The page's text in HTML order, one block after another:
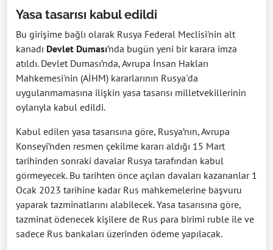
Yasa tasarısı kabul edildi
Bu girişime bağlı olarak Rusya Federal Meclisi'nin alt
kanadı Devlet Duması’nda bugün yeni bir karara imza
atıldı. Devlet Duması’nda, Avrupa İnsan Hakları
Mahkemesi'nin (AİHM) kararlarının Rusya'da
uygulanmamasına ilişkin yasa tasarısı milletvekillerinin
oylarıyla kabul edildi.
Kabul edilen yasa tasarısına göre, Rusya’nın, Avrupa
Konseyi’nden resmen çekilme kararı aldığı 15 Mart
tarihinden sonraki davalar Rusya tarafından kabul
görmeyecek. Bu tarihten önce açılan davaları kazananlar 1
Ocak 2023 tarihine kadar Rus mahkemelerine başvuru
yaparak tazminatlarını alabilecek. Yasa tasarısına göre,
tazminat ödenecek kişilere de Rus para birimi ruble ile ve
sadece Rus bankaları üzerinden ödeme yapılacak.